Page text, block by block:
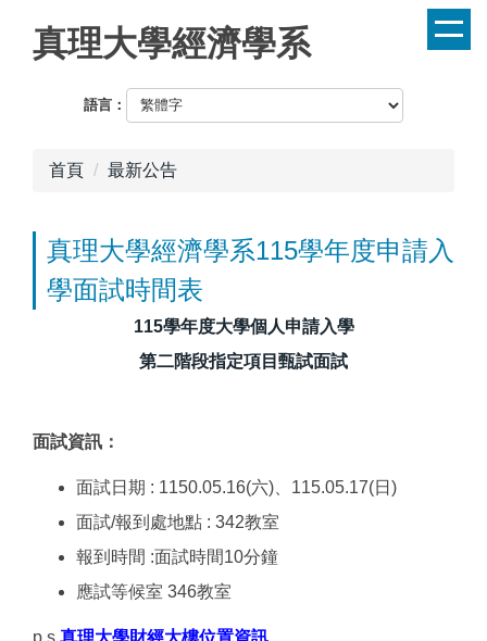
真理大學經濟學系
語言：
首頁 最新公告
真理大學經濟學系115學年度申請入
學面試時間表
115學年度大學個人申請入學
第二階段指定項目甄試面試
面試資訊：
面試日期 : 1150.05.16(六)、115.05.17(日)
面試/報到處地點 : 342教室
報到時間 :面試時間10分鐘
應試等候室 346教室
p.s.真理大學財經大樓位置資訊